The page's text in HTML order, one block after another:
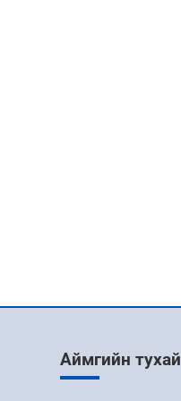
Аймгийн тухай